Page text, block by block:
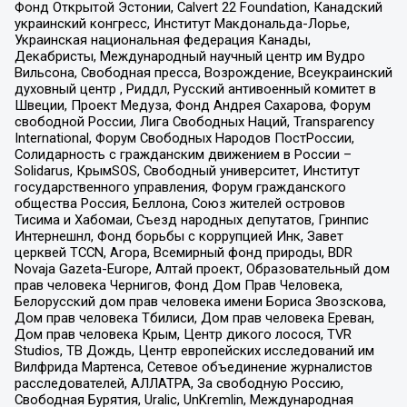
Фонд Открытой Эстонии, Calvert 22 Foundation, Канадский
украинский конгресс, Институт Макдональда-Лорье,
Украинская национальная федерация Канады,
Декабристы, Международный научный центр им Вудро
Вильсона, Свободная пресса, Возрождение, Всеукраинский
духовный центр , Риддл, Русский антивоенный комитет в
Швеции, Проект Медуза, Фонд Андрея Сахарова, Форум
свободной России, Лига Свободных Наций, Transparеncy
International, Форум Свободных Народов ПостРоссии,
Солидарность с гражданским движением в России –
Solidarus, КрымSOS, Свободный университет, Институт
государственного управления, Форум гражданского
общества Россия, Беллона, Союз жителей островов
Тисима и Хабомаи, Съезд народных депутатов, Гринпис
Интернешнл, Фонд борьбы с коррупцией Инк, Завет
церквей TCCN, Агора, Всемирный фонд природы, BDR
Novaja Gazeta-Europe, Алтай проект, Образовательный дом
прав человека Чернигов, Фонд Дом Прав Человека,
Белорусский дом прав человека имени Бориса Звозскова,
Дом прав человека Тбилиси, Дом прав человека Ереван,
Дом прав человека Крым, Центр дикого лосося, TVR
Studios, ТВ Дождь, Центр европейских исследований им
Вилфрида Мартенса, Сетевое объединение журналистов
расследователей, АЛЛАТРА, За свободную Россию,
Свободная Бурятия, Uralic, UnKremlin, Международная